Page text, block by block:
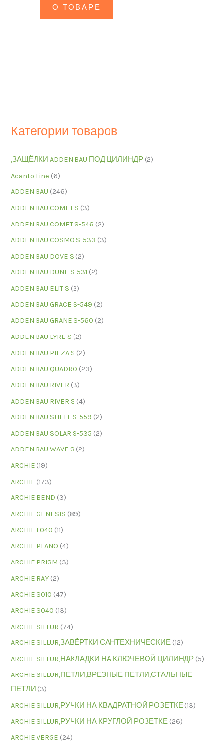
Категории товаров
,ЗАЩЁЛКИ ADDEN BAU ПОД ЦИЛИНДР (2)
Acanto Line (6)
ADDEN BAU (246)
ADDEN BAU COMET S (3)
ADDEN BAU COMET S-546 (2)
ADDEN BAU COSMO S-533 (3)
ADDEN BAU DOVE S (2)
ADDEN BAU DUNE S-531 (2)
ADDEN BAU ELIT S (2)
ADDEN BAU GRACE S-549 (2)
ADDEN BAU GRANE S-560 (2)
ADDEN BAU LYRE S (2)
ADDEN BAU PIEZA S (2)
ADDEN BAU QUADRO (23)
ADDEN BAU RIVER (3)
ADDEN BAU RIVER S (4)
ADDEN BAU SHELF S-559 (2)
ADDEN BAU SOLAR S-535 (2)
ADDEN BAU WAVE S (2)
ARCHIE (19)
ARCHIE (173)
ARCHIE BEND (3)
ARCHIE GENESIS (89)
ARCHIE L040 (11)
ARCHIE PLANO (4)
ARCHIE PRISM (3)
ARCHIE RAY (2)
ARCHIE S010 (47)
ARCHIE S040 (13)
ARCHIE SILLUR (74)
ARCHIE SILLUR,ЗАВЁРТКИ САНТЕХНИЧЕСКИЕ (12)
ARCHIE SILLUR,НАКЛАДКИ НА КЛЮЧЕВОЙ ЦИЛИНДР (5)
ARCHIE SILLUR,ПЕТЛИ,ВРЕЗНЫЕ ПЕТЛИ,СТАЛЬНЫЕ
ПЕТЛИ (3)
ARCHIE SILLUR,РУЧКИ НА КВАДРАТНОЙ РОЗЕТКЕ (13)
ARCHIE SILLUR,РУЧКИ НА КРУГЛОЙ РОЗЕТКЕ (26)
ARCHIE VERGE (24)
О ТОВАРЕ